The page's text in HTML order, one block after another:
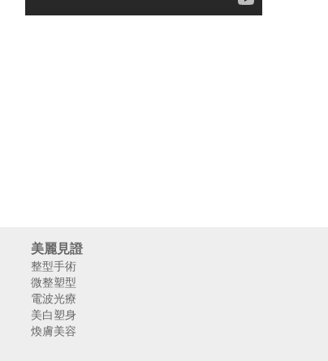
美麗見證
整型手術
微整塑型
電波光療
美白塑身
煥膚美容